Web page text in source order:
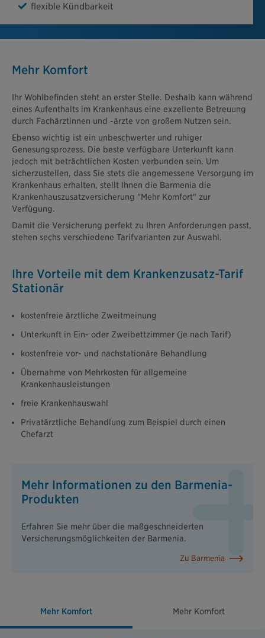
flexible Kündbarkeit
Mehr Komfort
Ihr Wohlbefinden steht an erster Stelle. Deshalb kann während
eines Aufenthalts im Krankenhaus eine exzellente Betreuung
durch Fachärztinnen und -ärzte von großem Nutzen sein.
Ebenso wichtig ist ein unbeschwerter und ruhiger
Genesungsprozess. Die beste verfügbare Unterkunft kann
jedoch mit beträchtlichen Kosten verbunden sein. Um
sicherzustellen, dass Sie stets die angemessene Versorgung im
Krankenhaus erhalten, stellt Ihnen die Barmenia die
Krankenhauszusatzversicherung "Mehr Komfort" zur
Verfügung.
Damit die Versicherung perfekt zu Ihren Anforderungen passt,
stehen sechs verschiedene Tarifvarianten zur Auswahl.
Ihre Vorteile mit dem Krankenzusatz-Tarif
Stationär
kostenfreie ärztliche Zweitmeinung
Unterkunft in Ein- oder Zweibettzimmer (je nach Tarif)
kostenfreie vor- und nachstationäre Behandlung
Übernahme von Mehrkosten für allgemeine
Krankenhausleistungen
freie Krankenhauswahl
Privatärztliche Behandlung zum Beispiel durch einen
Chefarzt
Mehr Informationen zu den Barmenia-
Produkten
Erfahren Sie mehr über die maßgeschneiderten
Versicherungsmöglichkeiten der Barmenia.
Zu Barmenia
Mehr Komfort Mehr Komfort